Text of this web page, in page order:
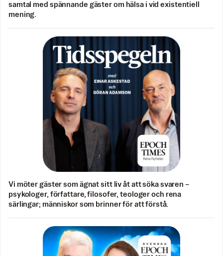
samtal med spännande gäster om hälsa i vid existentiell
mening.
Vi möter gäster som ägnat sitt liv åt att söka svaren –
psykologer, författare, filosofer, teologer och rena
särlingar; människor som brinner för att förstå.